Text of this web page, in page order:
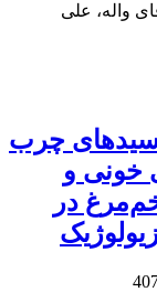
واله، علی
چرب
خونی و
در